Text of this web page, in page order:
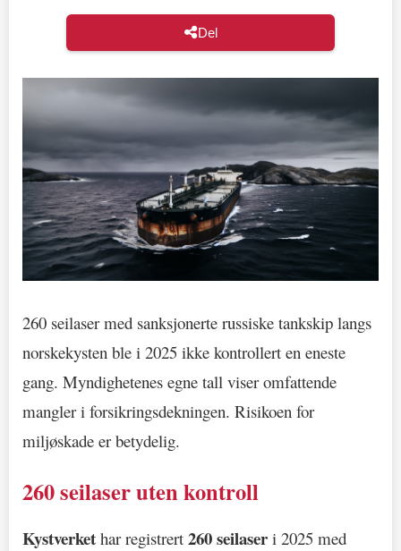
Del
260 seilaser med sanksjonerte russiske tankskip langs
norskekysten ble i 2025 ikke kontrollert en eneste
gang. Myndighetenes egne tall viser omfattende
mangler i forsikringsdekningen. Risikoen for
miljøskade er betydelig.
260 seilaser uten kontroll
Kystverket har registrert 260 seilaser i 2025 med